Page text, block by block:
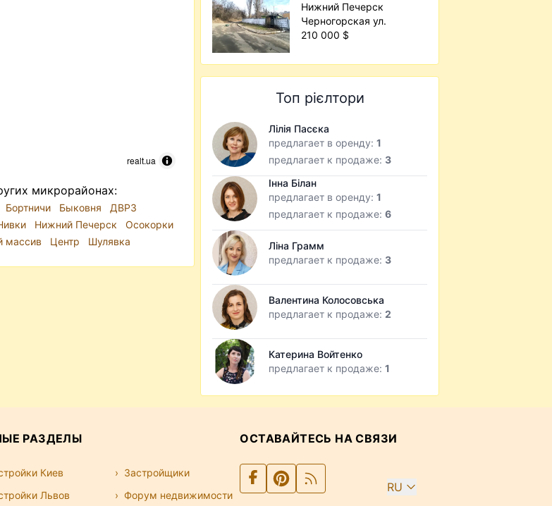
realt.ua
микрорайонах:
Бортничи Быковня
ДВРЗ
Нижний Печерск
Осокорки
массив Центр Шулявка
Нижний Печерск
Черногорская ул.
210 000 $
Топ рієлтори
Лілія Пасєка
предлагает в оренду:1
предлагает к продаже: 3
Інна Білан
предлагает в оренду:1
предлагает к продаже:6
Ліна Грамм
предлагает к продаже: 3
Валентина Колосовська
предлагает к продаже:2
Катерина Войтенко
предлагает к продаже:1
РАЗДЕЛЫ
Киев
Львов
Застройщики
Форум недвижимости
ОСТАВАЙТЕСЬ НА СВЯЗИ
RU